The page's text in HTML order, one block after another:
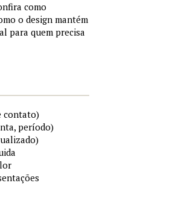
como
o design mantém
para quem precisa
contato)
período)